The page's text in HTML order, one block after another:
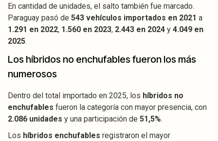
En cantidad de unidades, el salto también fue marcado.
Paraguay pasó de 543 vehículos importados en 2021 a
1.291 en 2022, 1.560 en 2023, 2.443 en 2024 y 4.049 en
2025.
Los híbridos no enchufables fueron los más
numerosos
Dentro del total importado en 2025, los híbridos no
enchufables fueron la categoría con mayor presencia, con
2.086 unidades y una participación de 51,5%.
Los híbridos enchufables registraron el mayor